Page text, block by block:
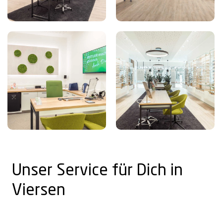
Unser Service für Dich in
Viersen